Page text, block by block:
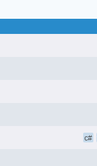
c#